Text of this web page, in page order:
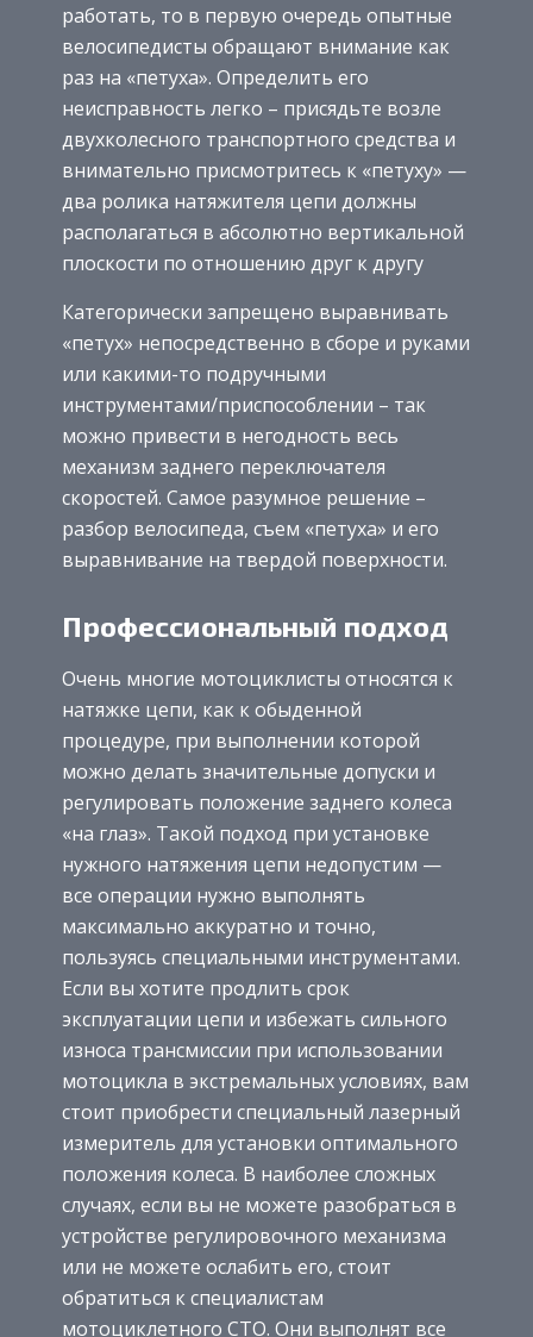
работать, то в первую очередь опытные
велосипедисты обращают внимание как
раз на «петуха». Определить его
неисправность легко – присядьте возле
двухколесного транспортного средства и
внимательно присмотритесь к «петуху» —
два ролика натяжителя цепи должны
располагаться в абсолютно вертикальной
плоскости по отношению друг к другу
Категорически запрещено выравнивать
«петух» непосредственно в сборе и руками
или какими-то подручными
инструментами/приспособлении – так
можно привести в негодность весь
механизм заднего переключателя
скоростей. Самое разумное решение –
разбор велосипеда, съем «петуха» и его
выравнивание на твердой поверхности.
Профессиональный подход
Очень многие мотоциклисты относятся к
натяжке цепи, как к обыденной
процедуре, при выполнении которой
можно делать значительные допуски и
регулировать положение заднего колеса
«на глаз». Такой подход при установке
нужного натяжения цепи недопустим —
все операции нужно выполнять
максимально аккуратно и точно,
пользуясь специальными инструментами.
Если вы хотите продлить срок
эксплуатации цепи и избежать сильного
износа трансмиссии при использовании
мотоцикла в экстремальных условиях, вам
стоит приобрести специальный лазерный
измеритель для установки оптимального
положения колеса. В наиболее сложных
случаях, если вы не можете разобраться в
устройстве регулировочного механизма
или не можете ослабить его, стоит
обратиться к специалистам
мотоциклетного СТО. Они выполнят все